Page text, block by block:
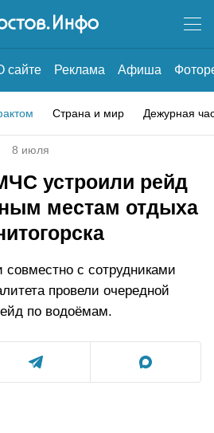
сайте Реклама Афиша
Страна и мир Дежурная
8 июля
устроили рейд
местам отдыха
с сотрудниками
провели очередной
по водоёмам.